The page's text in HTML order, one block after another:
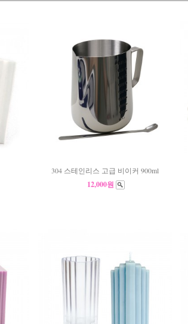
304 스테인리스 고급 비이커 900ml
12,000원